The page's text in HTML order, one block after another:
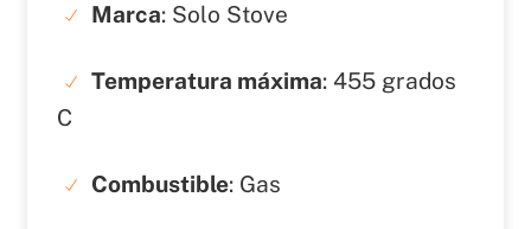
Marca: Solo Stove
Temperatura máxima: 455 grados
C
Combustible: Gas